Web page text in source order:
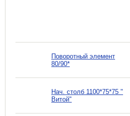
Поворотный элемент
80/90*
Нач. столб 1100*75*75 "
Витой"